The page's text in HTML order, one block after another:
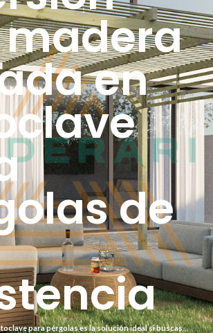
en
de
para pérgolas es la solución ideal si buscas